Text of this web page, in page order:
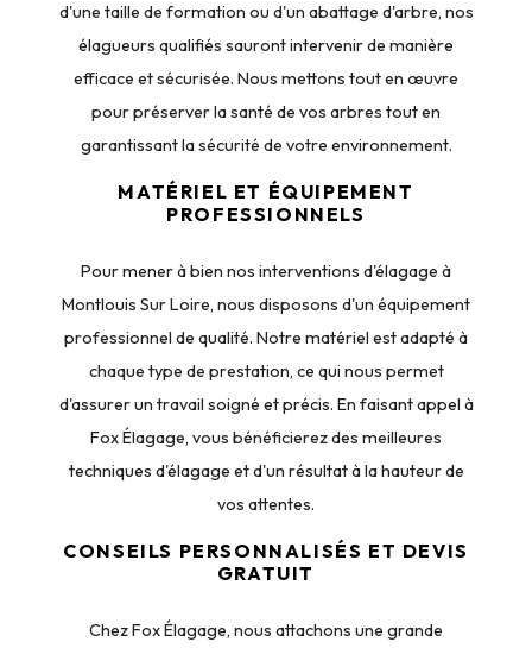
d'une taille de formation ou d'un abattage d'arbre, nos
élagueurs qualifiés sauront intervenir de manière
efficace et sécurisée. Nous mettons tout en œuvre
pour préserver la santé de vos arbres tout en
garantissant la sécurité de votre environnement.
MATÉRIEL ET ÉQUIPEMENT
PROFESSIONNELS
Pour mener à bien nos interventions d'élagage à
Montlouis Sur Loire, nous disposons d'un équipement
professionnel de qualité. Notre matériel est adapté à
chaque type de prestation, ce qui nous permet
d'assurer un travail soigné et précis. En faisant appel à
Fox Élagage, vous bénéficierez des meilleures
techniques d'élagage et d'un résultat à la hauteur de
vos attentes.
CONSEILS PERSONNALISÉS ET DEVIS
GRATUIT
Chez Fox Élagage, nous attachons une grande